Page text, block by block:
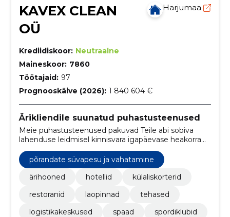
KAVEX CLEAN
OÜ
Harjumaa
Krediidiskoor: Neutraalne
Maineskoor: 7860
Töötajaid: 97
Prognooskäive (2026): 1 840 604 €
Ärikliendile suunatud puhastusteenused
Meie puhastusteenused pakuvad Teile abi sobiva
lahenduse leidmisel kinnisvara igapäevase heakorra
põrandate süvapesu ja vahatamine
ärihooned
hotellid
külaliskorterid
restoranid
laopinnad
tehased
logistikakeskused
spaad
spordiklubid